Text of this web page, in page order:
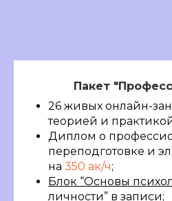
Пакет
26 живых онлайн-
теорией и
Диплом о
переподготовке и
на 350 ак/ч;
Блок “Основы
личности” в записи;